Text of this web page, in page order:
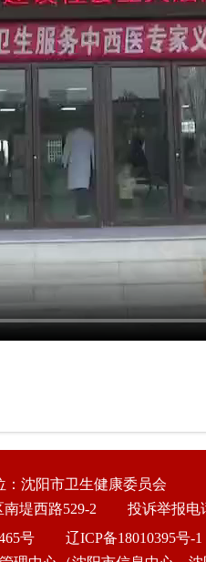
：沈阳市卫生健康委员会
堤西路529-2 投诉举报电
号
辽ICP备18010395号-1